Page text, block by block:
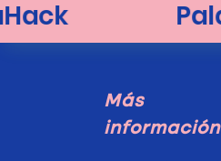
Más
información